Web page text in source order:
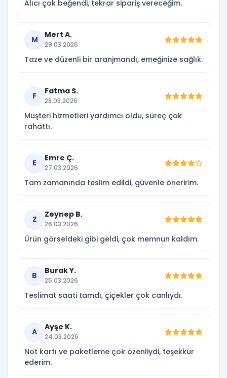
Alıcı çok beğendi, tekrar sipariş vereceğim.
M
Mert A.
29.03.2026
Taze ve düzenli bir aranjmandı, emeğinize sağlık.
F
Fatma S.
28.03.2026
Müşteri hizmetleri yardımcı oldu, süreç çok
rahattı.
E
Emre Ç.
27.03.2026
Tam zamanında teslim edildi, güvenle öneririm.
Z
Zeynep B.
26.03.2026
Ürün görseldeki gibi geldi, çok memnun kaldım.
B
Burak Y.
25.03.2026
Teslimat saati tamdı, çiçekler çok canlıydı.
A
Ayşe K.
24.03.2026
Not kartı ve paketleme çok özenliydi, teşekkür
ederim.